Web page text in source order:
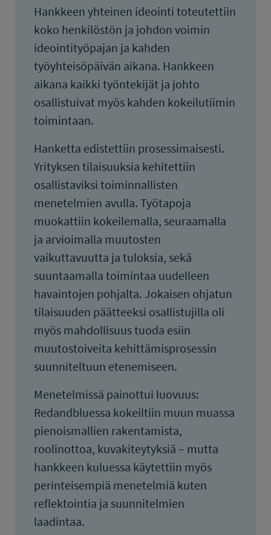
Hankkeen yhteinen ideointi toteutettiin
koko henkilöstön ja johdon voimin
ideointityöpajan ja kahden
työyhteisöpäivän aikana. Hankkeen
aikana kaikki työntekijät ja johto
osallistuivat myös kahden kokeilutiimin
toimintaan.
Hanketta edistettiin prosessimaisesti.
Yrityksen tilaisuuksia kehitettiin
osallistaviksi toiminnallisten
menetelmien avulla. Työtapoja
muokattiin kokeilemalla, seuraamalla
ja arvioimalla muutosten
vaikuttavuutta ja tuloksia, sekä
suuntaamalla toimintaa uudelleen
havaintojen pohjalta. Jokaisen ohjatun
tilaisuuden päätteeksi osallistujilla oli
myös mahdollisuus tuoda esiin
muutostoiveita kehittämisprosessin
suunniteltuun etenemiseen.
Menetelmissä painottui luovuus:
Redandbluessa kokeiltiin muun muassa
pienoismallien rakentamista,
roolinottoa, kuvakiteytyksiä – mutta
hankkeen kuluessa käytettiin myös
perinteisempiä menetelmiä kuten
reflektointia ja suunnitelmien
laadintaa.